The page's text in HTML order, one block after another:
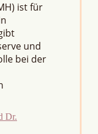
ist für
und
bei der